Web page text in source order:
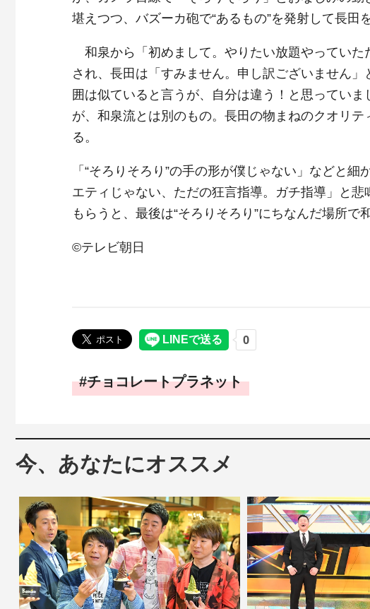
堪えつつ、バズーカ砲で“あるもの”を発射して長田
和泉から「初めまして。やりたい放題やってい
され、長田は「すみません。申し訳ございません
囲は似ていると言うが、自分は違う！と思ってい
が、和泉流とは別のもの。長田の物まねのクオリ
る。
「“そろりそろり”の手の形が僕じゃない」などと
エティじゃない、ただの狂言指導。ガチ指導」と
もらうと、最後は“そろりそろり”にちなんだ場所で
©テレビ朝日
チョコレートプラネット
今、あなたにオススメ